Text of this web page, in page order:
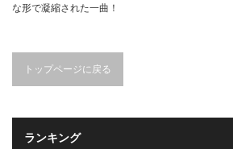
な形で凝縮された一曲！
トップページに戻る
ランキング